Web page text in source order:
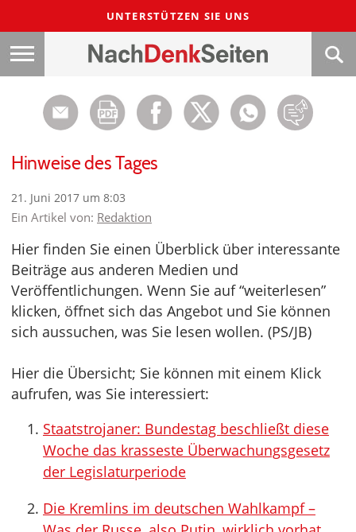
UNTERSTÜTZEN SIE UNS
Hinweise des Tages
21. Juni 2017 um 8:03
Ein Artikel von: Redaktion
Hier finden Sie einen Überblick über interessante
Beiträge aus anderen Medien und
Veröffentlichungen. Wenn Sie auf “weiterlesen”
klicken, öffnet sich das Angebot und Sie können
sich aussuchen, was Sie lesen wollen. (PS/JB)
Hier die Übersicht; Sie können mit einem Klick
aufrufen, was Sie interessiert:
Staatstrojaner: Bundestag beschließt diese
Woche das krasseste Überwachungsgesetz
der Legislaturperiode
Die Kremlins im deutschen Wahlkampf –